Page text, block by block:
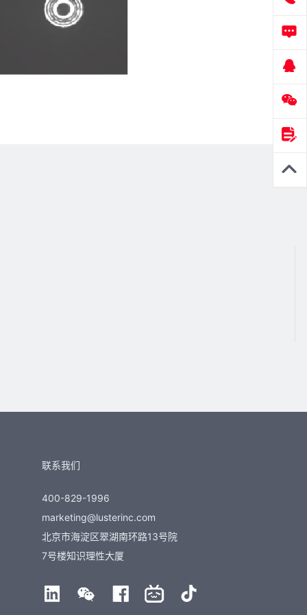
联系我们
400-829-1996
marketing@lusterinc.com
北京市海淀区翠湖南环路13号院
7号楼知识理性大厦